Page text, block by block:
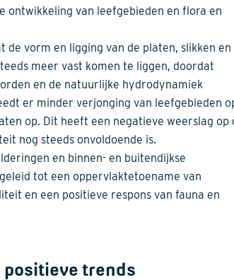
ontwikkeling van leefgebieden en flora en
de vorm en ligging van de platen, slikken en
meer vast komen te liggen, doordat
en de natuurlijke hydrodynamiek
er minder verjonging van leefgebieden
op. Dit heeft een negatieve weerslag op
nog steeds onvoldoende is.
en binnen- en buitendijkse
tot een oppervlaktetoename van
en een positieve respons van fauna en
trends